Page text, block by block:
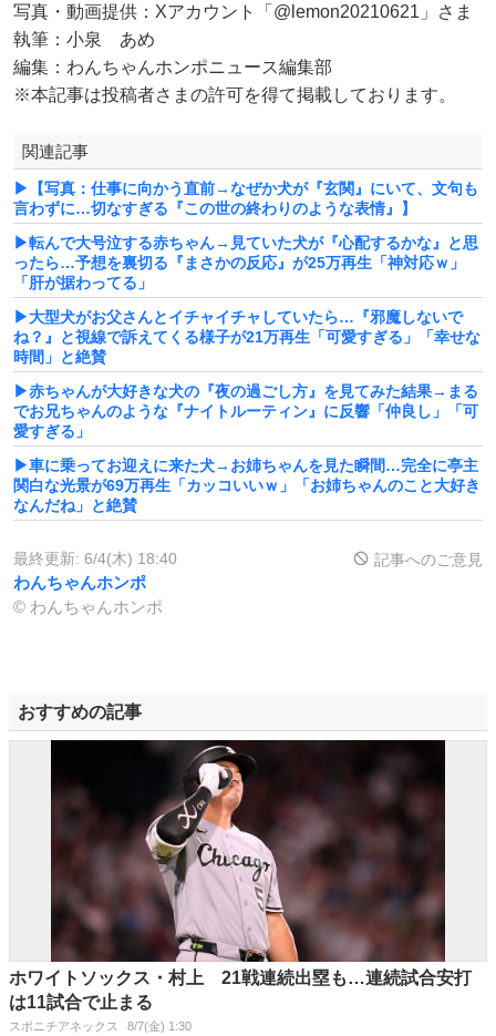
写真・動画提供：Xアカウント「@lemon20210621」さま
執筆：小泉 あめ
編集：わんちゃんホンポニュース編集部
※本記事は投稿者さまの許可を得て掲載しております。
関連記事
▶【写真：仕事に向かう直前→なぜか犬が『玄関』にいて、文句も
言わずに…切なすぎる『この世の終わりのような表情』】
▶転んで大号泣する赤ちゃん→見ていた犬が『心配するかな』と思
ったら…予想を裏切る『まさかの反応』が25万再生「神対応ｗ」
「肝が据わってる」
▶大型犬がお父さんとイチャイチャしていたら…『邪魔しないで
ね？』と視線で訴えてくる様子が21万再生「可愛すぎる」「幸せな
時間」と絶賛
▶赤ちゃんが大好きな犬の『夜の過ごし方』を見てみた結果→まる
でお兄ちゃんのような『ナイトルーティン』に反響「仲良し」「可
愛すぎる」
▶車に乗ってお迎えに来た犬→お姉ちゃんを見た瞬間…完全に亭主
関白な光景が69万再生「カッコいいｗ」「お姉ちゃんのこと大好き
なんだね」と絶賛
最終更新: 6/4(木) 18:40 記事へのご意見
わんちゃんホンポ
© わんちゃんホンポ
おすすめの記事
ホワイトソックス・村上 21戦連続出塁も…連続試合安打
は11試合で止まる
スポニチアネックス 8/7(金) 1:30